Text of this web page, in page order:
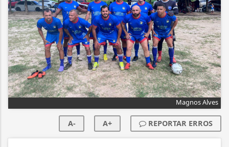
Magnos Alves
A- A+ REPORTAR ERROS